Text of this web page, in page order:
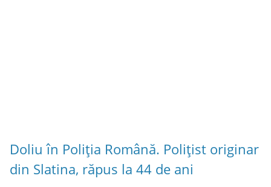
Doliu în Poliția Română. Polițist originar
din Slatina, răpus la 44 de ani